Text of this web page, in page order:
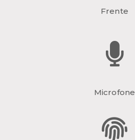
Frente
Microfone